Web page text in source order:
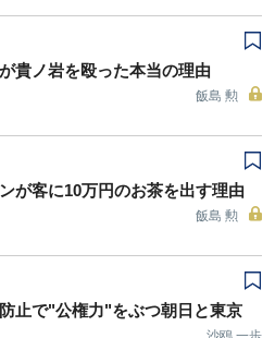
貴ノ岩を殴った本当の理由
飯島 勲
が客に10万円のお茶を出す理由
飯島 勲
止で"公権力"をぶつ朝日と東京